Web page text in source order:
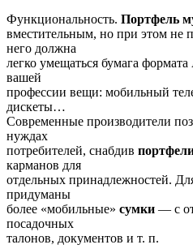
Функциональность. Портфель
вместительным, но при этом не
него должна
легко умещаться бумага
вашей
профессии вещи: мобильный
дискеты…
Современные производители
нуждах
потребителей, снабдив
карманов для
отдельных принадлежностей.
придуманы
более «мобильные» сумки — с
посадочных
талонов, документов и т. п.